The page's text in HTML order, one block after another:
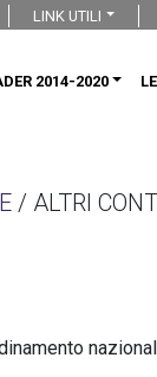
LINK UTILI
2014-2020
/ ALTRI